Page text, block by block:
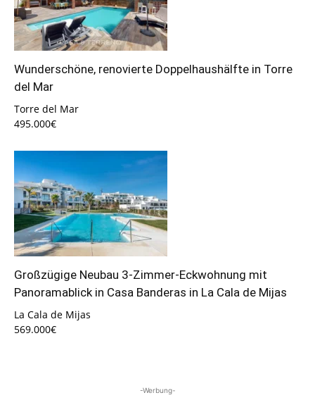
Wunderschöne, renovierte Doppelhaushälfte in Torre
del Mar
Torre del Mar
495.000€
Großzügige Neubau 3-Zimmer-Eckwohnung mit
Panoramablick in Casa Banderas in La Cala de Mijas
La Cala de Mijas
569.000€
-Werbung-